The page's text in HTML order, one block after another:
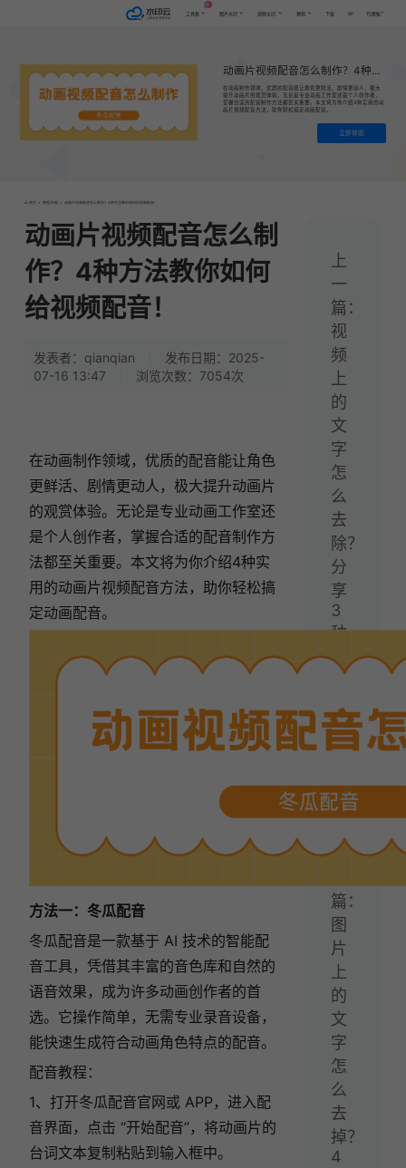
工具集
AI
图片水印 视频水印 教程 下载 VIP 代理推广
动画片视频配音怎么制作？4种方法教你如何给视频配音！
在动画制作领域，优质的配音能让角色更鲜活、剧情更动人，极大
提升动画片的观赏体验。无论是专业动画工作室还是个人创作者，
掌握合适的配音制作方法都至关重要。本文将为你介绍4种实用的动
画片视频配音方法，助你轻松搞定动画配音。
立即体验
首页 > 教程|专题 > 动画片视频配音怎么制作？4种方法教你如何给视频配音！
动画片视频配音怎么制
作？4种方法教你如何
给视频配音！
发表者：qianqian
发布日期：2025-
07-16 13:47
浏览次数：7054次
在动画制作领域，优质的配音能让角色
更鲜活、剧情更动人，极大提升动画片
的观赏体验。无论是专业动画工作室还
是个人创作者，掌握合适的配音制作方
法都至关重要。本文将为你介绍4种实
用的动画片视频配音方法，助你轻松搞
定动画配音。
方法一：冬瓜配音
冬瓜配音是一款基于 AI 技术的智能配
音工具，凭借其丰富的音色库和自然的
语音效果，成为许多动画创作者的首
选。它操作简单，无需专业录音设备，
能快速生成符合动画角色特点的配音。
配音教程：
1、打开冬瓜配音官网或 APP，进入配
音界面，点击 “开始配音”，将动画片的
台词文本复制粘贴到输入框中。
上
一
篇：
视
频
上
的
文
字
怎
么
去
除？
分
享
3
种
去
字
幕
水
印
方
法！
下
篇：
图
片
上
的
文
字
怎
么
去
掉？
4